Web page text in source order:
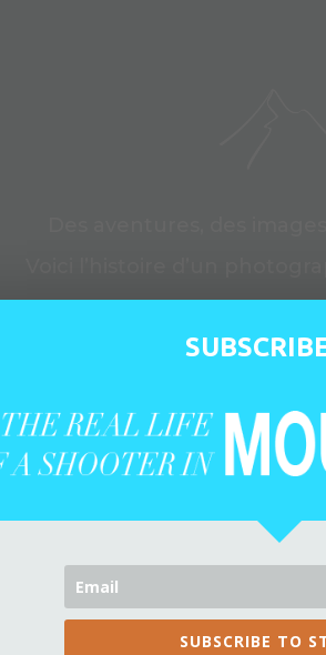
D'autres
SUBSCRIBE TO